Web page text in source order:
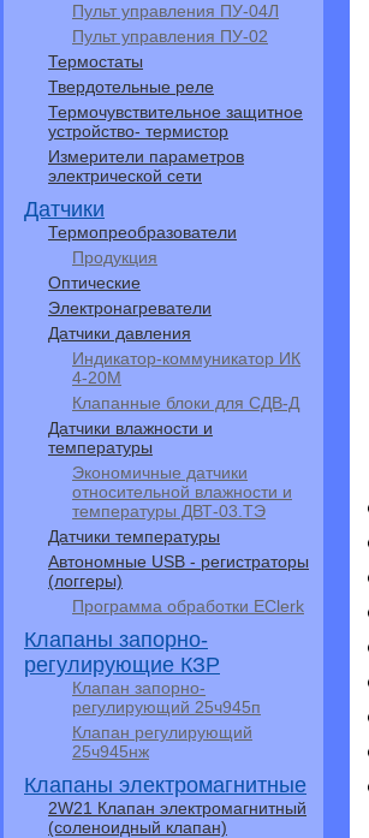
Пульт управления ПУ-04Л
Пульт управления ПУ-02
Термостаты
Твердотельные реле
Термочувствительное защитное
устройство- термистор
Измерители параметров
электрической сети
Датчики
Термопреобразователи
Продукция
Оптические
Электронагреватели
Датчики давления
Индикатор-коммуникатор ИК
4-20М
Клапанные блоки для СДВ-Д
Датчики влажности и
температуры
Экономичные датчики
относительной влажности и
температуры ДВТ-03.ТЭ
Датчики температуры
Автономные USB - регистраторы
(логгеры)
Программа обработки EClerk
Клапаны запорно-
регулирующие КЗР
Клапан запорно-
регулирующий 25ч945п
Клапан регулирующий
25ч945нж
Клапаны электромагнитные
2W21 Клапан электромагнитный
(соленоидный клапан)